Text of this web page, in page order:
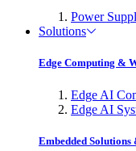
Power
Solutions
Edge Computing &
Edge AI
Edge AI
Embedded Solutions